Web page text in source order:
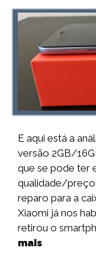
E aqui está a
versão 2GB/
que se pode ter
qualidade/
reparo para a
Xiaomi já nos
retirou o
mais